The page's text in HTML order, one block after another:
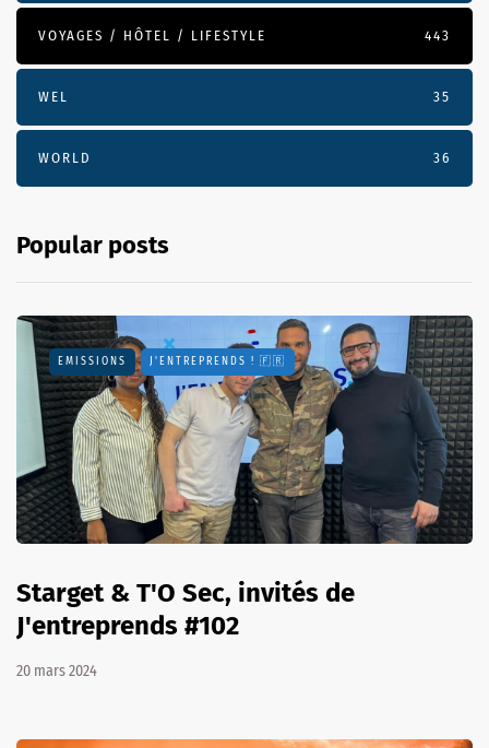
VOYAGES / HÔTEL / LIFESTYLE 443
WEL 35
WORLD 36
Popular posts
EMISSIONS J'ENTREPRENDS ! 🇫🇷
Starget & T'O Sec, invités de
J'entreprends #102
20 mars 2024